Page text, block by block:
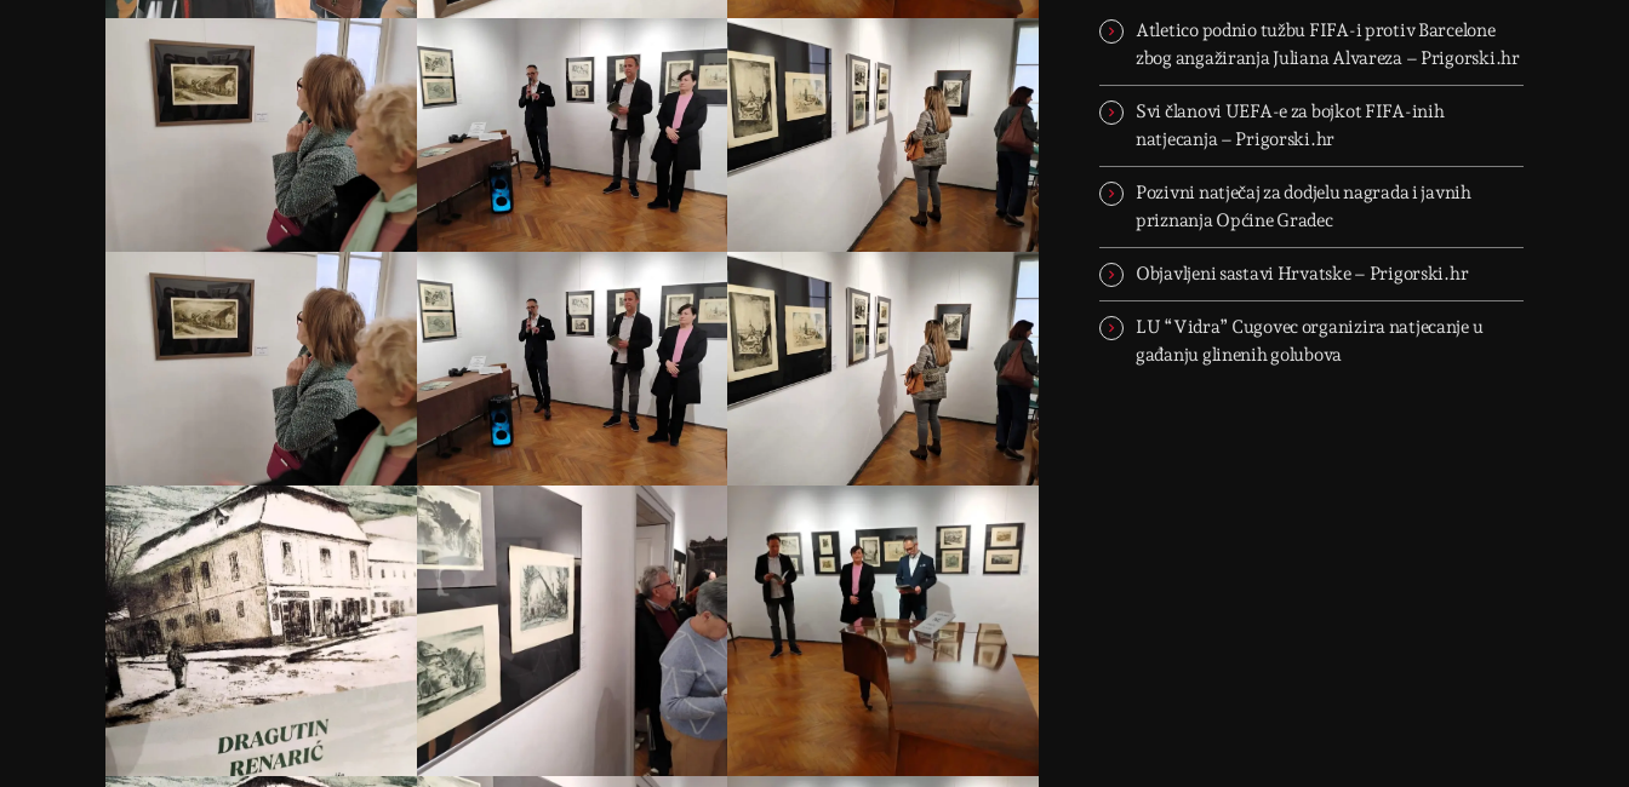
Atletico podnio tužbu FIFA-i protiv Barcelone
zbog angažiranja Juliana Alvareza – Prigorski.hr
Svi članovi UEFA-e za bojkot FIFA-inih
natjecanja – Prigorski.hr
Pozivni natječaj za dodjelu nagrada i javnih
priznanja Općine Gradec
Objavljeni sastavi Hrvatske – Prigorski.hr
LU “Vidra” Cugovec organizira natjecanje u
gađanju glinenih golubova